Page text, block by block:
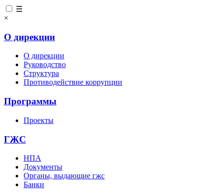
☰
×
О дирекции
О дирекции
Руководство
Структура
Противодействие коррупции
Программы
Проекты
ГЖС
НПА
Документы
Органы, выдающие гжс
Банки